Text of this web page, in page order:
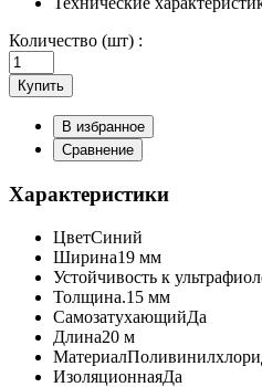
Количество (шт) :
Купить
В избранное
Сравнение
Характеристики
ЦветСиний
Ширина19 мм
Устойчивость к
Толщина.15 мм
СамозатухающийДа
Длина20 м
Материал
ИзоляционнаяДа